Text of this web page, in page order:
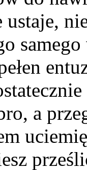
ustaje,
a